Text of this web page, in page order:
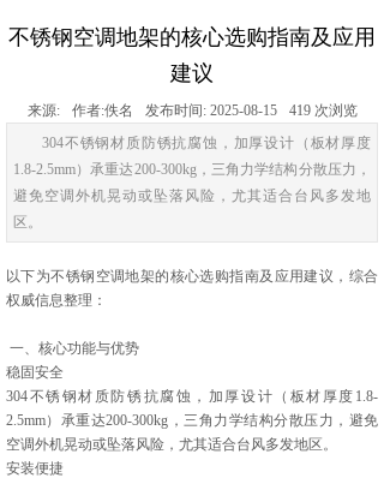
不锈钢空调地架的核心选购指南及应用
建议
来源: 作者:佚名 发布时间: 2025-08-15 419 次浏览
304不锈钢材质防锈抗腐蚀，加厚设计（板材厚度
1.8-2.5mm）承重达200-300kg，三角力学结构分散压力，
避免空调外机晃动或坠落风险，尤其适合台风多发地
区。
以下为不锈钢空调地架的核心选购指南及应用建议，综合
权威信息整理：
一、核心功能与优势
稳固安全‌
304不锈钢材质防锈抗腐蚀，加厚设计（板材厚度1.8-
2.5mm）承重达200-300kg，三角力学结构分散压力，避免
空调外机晃动或坠落风险，尤其适合台风多发地区。
安装便捷‌